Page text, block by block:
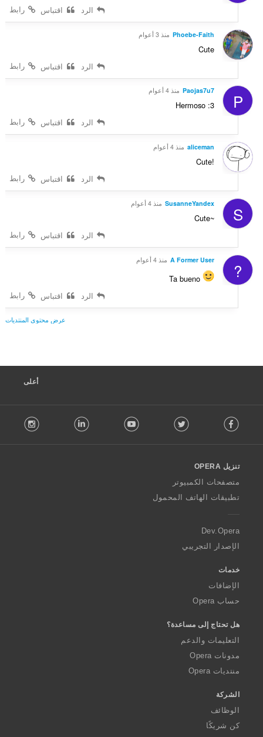
رابط
الرد اقتباس
Phoebe-Faith منذ 3 أعوام
Cute
رابط
الرد اقتباس
P
Paojas7u7 منذ 4 أعوام
Hermoso :3
رابط
الرد اقتباس
aliceman منذ 4 أعوام
Cute!
رابط
الرد اقتباس
S
SusanneYandex منذ 4 أعوام
Cute~
رابط
الرد اقتباس
?
A Former User منذ 4 أعوام
Ta bueno
رابط
الرد اقتباس
عرض محتوى المنتديات
أعلى
o
w
O
a
Facebook
Twitter
Youtube
LinkedIn
تنزيل OPERA
متصفحات الكمبيوتر
تطبيقات الهاتف المحمول
Dev.Opera
الإصدار التجريبي
خدمات
الإضافات
حساب Opera
هل تحتاج إلى مساعدة؟
التعليمات والدعم
مدونات Opera
منتديات Opera
الشركة
الوظائف
كن شريكًا